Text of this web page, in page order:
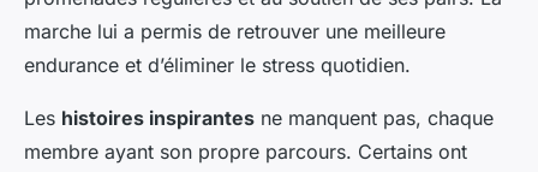
marche lui a permis de retrouver une meilleure
endurance et d’éliminer le stress quotidien.
Les histoires inspirantes ne manquent pas, chaque
membre ayant son propre parcours. Certains ont